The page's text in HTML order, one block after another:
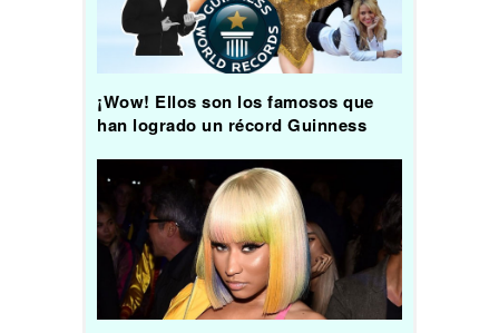
¡Wow! Ellos son los famosos que
han logrado un récord Guinness